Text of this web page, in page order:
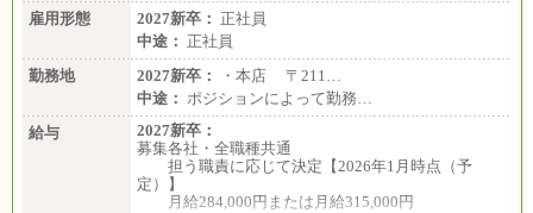
雇用形態
2027新卒： 正社員
中途： 正社員
勤務地
2027新卒：
・本店 〒211…
中途： ポジションによって勤務…
給与
2027新卒：
募集各社・全職種共通
担う職責に応じて決定【2026年1月時点（予
定）】
月給284,000円または月給315,000円